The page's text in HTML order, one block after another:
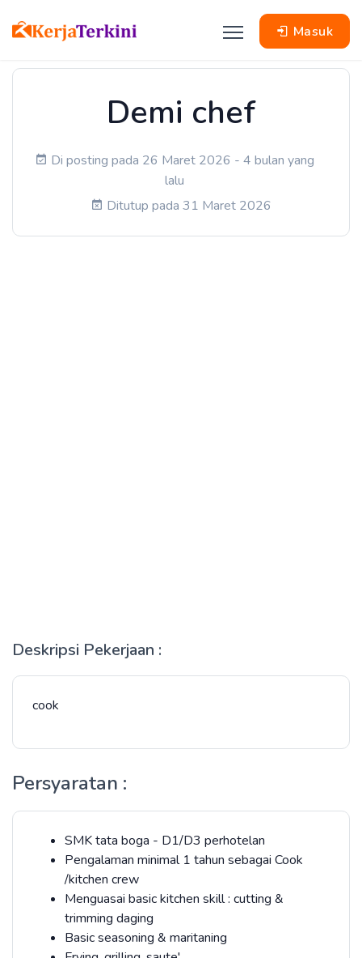
Masuk
Demi chef
Di posting pada 26 Maret 2026 - 4 bulan yang
lalu
Ditutup pada 31 Maret 2026
Deskripsi Pekerjaan :
cook
Persyaratan :
SMK tata boga - D1/D3 perhotelan
Pengalaman minimal 1 tahun sebagai Cook
/kitchen crew
Menguasai basic kitchen skill : cutting &
trimming daging
Basic seasoning & maritaning